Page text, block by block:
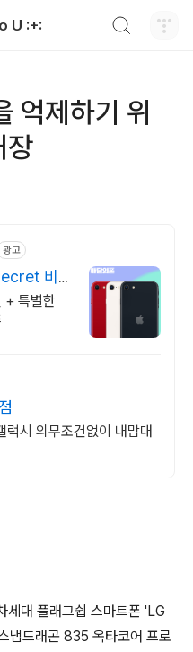
U :+:
억제하기 위
장
광고
비
+ 특별한
시 의무조건없이 내맘대
대 플래그쉽 스마트폰 'LG
냅드래곤 835 옥타코어 프로